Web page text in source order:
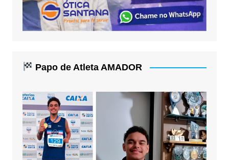
Papo de Atleta AMADOR